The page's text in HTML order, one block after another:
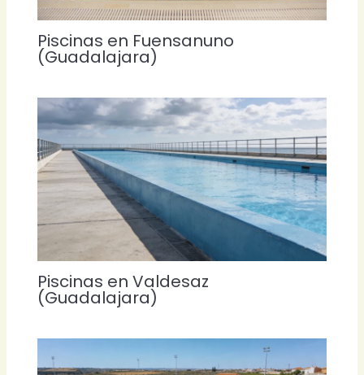
Piscinas en Fuensanuno
(Guadalajara)
Piscinas en Valdesaz
(Guadalajara)